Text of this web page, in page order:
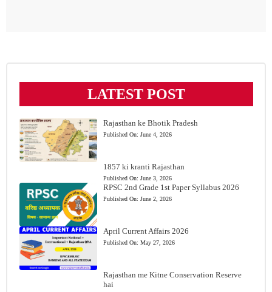
LATEST POST
Rajasthan ke Bhotik Pradesh
Published On: June 4, 2026
1857 ki kranti Rajasthan
Published On: June 3, 2026
RPSC 2nd Grade 1st Paper Syllabus 2026
Published On: June 2, 2026
April Current Affairs 2026
Published On: May 27, 2026
Rajasthan me Kitne Conservation Reserve
hai